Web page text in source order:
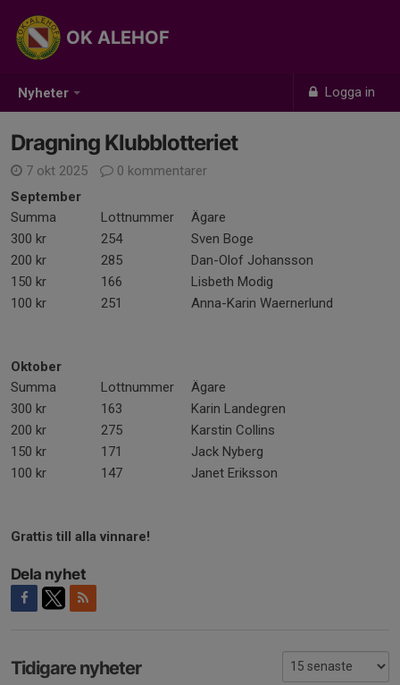
Nyheter Logga in
OK ALEHOF
Dragning Klubblotteriet
7 okt 2025
0 kommentarer
September
Summa
Lottnummer
Ägare
300 kr
254
Sven Boge
200 kr
285
Dan-Olof Johansson
150 kr
166
Lisbeth Modig
100 kr
251 Anna-Karin Waernerlund
Oktober
Summa
Lottnummer
Ägare
300 kr
163
Karin Landegren
200 kr
275
Karstin Collins
150 kr
171
Jack Nyberg
100 kr
147 Janet Eriksson
Grattis till alla vinnare!
Dela nyhet
Tidigare nyheter